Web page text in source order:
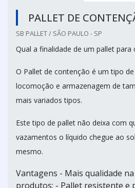
PALLET DE
SB PALLET / SÃO PAULO - SP
Qual a finalidade de um pallet para
O Pallet de contenção é um tipo
locomoção e armazenagem de
mais variados tipos.
Este tipo de pallet não deixa com
vazamentos o líquido chegue ao
mesmo.
Vantagens - Mais qualidade
produtos; - Pallet resistente e